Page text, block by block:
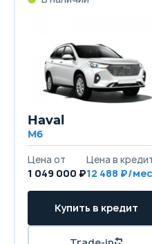
Haval
M6
1 049 000 ₽12 488